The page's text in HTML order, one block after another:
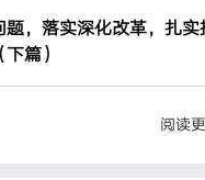
，落实深化改革，扎实
篇）
阅读